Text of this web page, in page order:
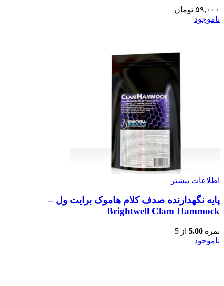
۵۹,۰۰۰ تومان
ناموجود
اطلاعات بیشتر
پایه نگهدارنده صدف کلام هاموک برایت ول –
Brightwell Clam Hammock
نمره 5.00 از 5
ناموجود